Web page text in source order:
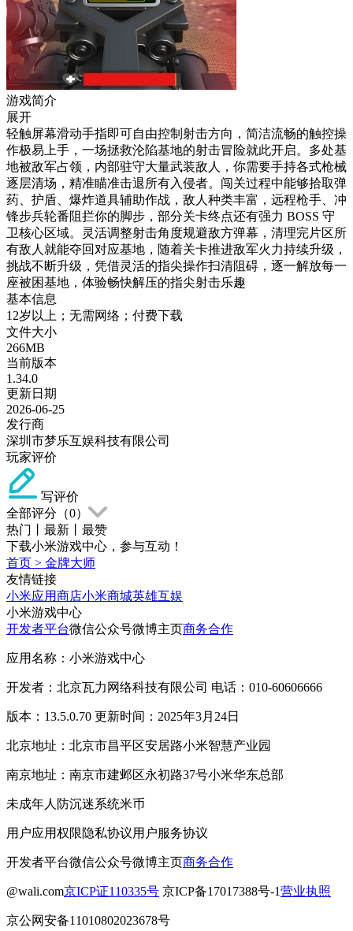
游戏简介
展开
轻触屏幕滑动手指即可自由控制射击方向，简洁流畅的触控操
作极易上手，一场拯救沦陷基地的射击冒险就此开启。多处基
地被敌军占领，内部驻守大量武装敌人，你需要手持各式枪械
逐层清场，精准瞄准击退所有入侵者。闯关过程中能够拾取弹
药、护盾、爆炸道具辅助作战，敌人种类丰富，远程枪手、冲
锋步兵轮番阻拦你的脚步，部分关卡终点还有强力 BOSS 守
卫核心区域。灵活调整射击角度规避敌方弹幕，清理完片区所
有敌人就能夺回对应基地，随着关卡推进敌军火力持续升级，
挑战不断升级，凭借灵活的指尖操作扫清阻碍，逐一解放每一
座被困基地，体验畅快解压的指尖射击乐趣
基本信息
12岁以上；无需网络；付费下载
文件大小
266MB
当前版本
1.34.0
更新日期
2026-06-25
发行商
深圳市梦乐互娱科技有限公司
玩家评价
写评价
全部评分（0）
热门
最新
最赞
下载小米游戏中心，参与互动！
首页 > 金牌大师
友情链接
小米应用商店小米商城英雄互娱
小米游戏中心
开发者平台微信公众号微博主页商务合作
应用名称：小米游戏中心
开发者：北京瓦力网络科技有限公司 电话：010-60606666
版本：13.5.0.70 更新时间：2025年3月24日
北京地址：北京市昌平区安居路小米智慧产业园
南京地址：南京市建邺区永初路37号小米华东总部
未成年人防沉迷系统米币
用户应用权限隐私协议用户服务协议
开发者平台微信公众号微博主页商务合作
@wali.com京ICP证110335号 京ICP备17017388号-1营业执照
京公网安备11010802023678号